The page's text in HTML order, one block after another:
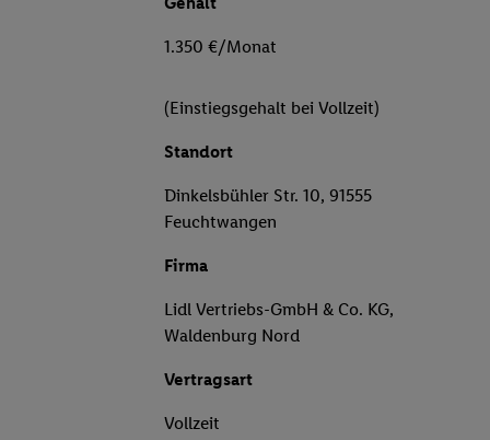
1.350 €/Monat
(Einstiegsgehalt bei Vollzeit)
Standort
Dinkelsbühler Str. 10, 91555
Feuchtwangen
Firma
Lidl Vertriebs-GmbH & Co. KG,
Waldenburg Nord
Vertragsart
Vollzeit